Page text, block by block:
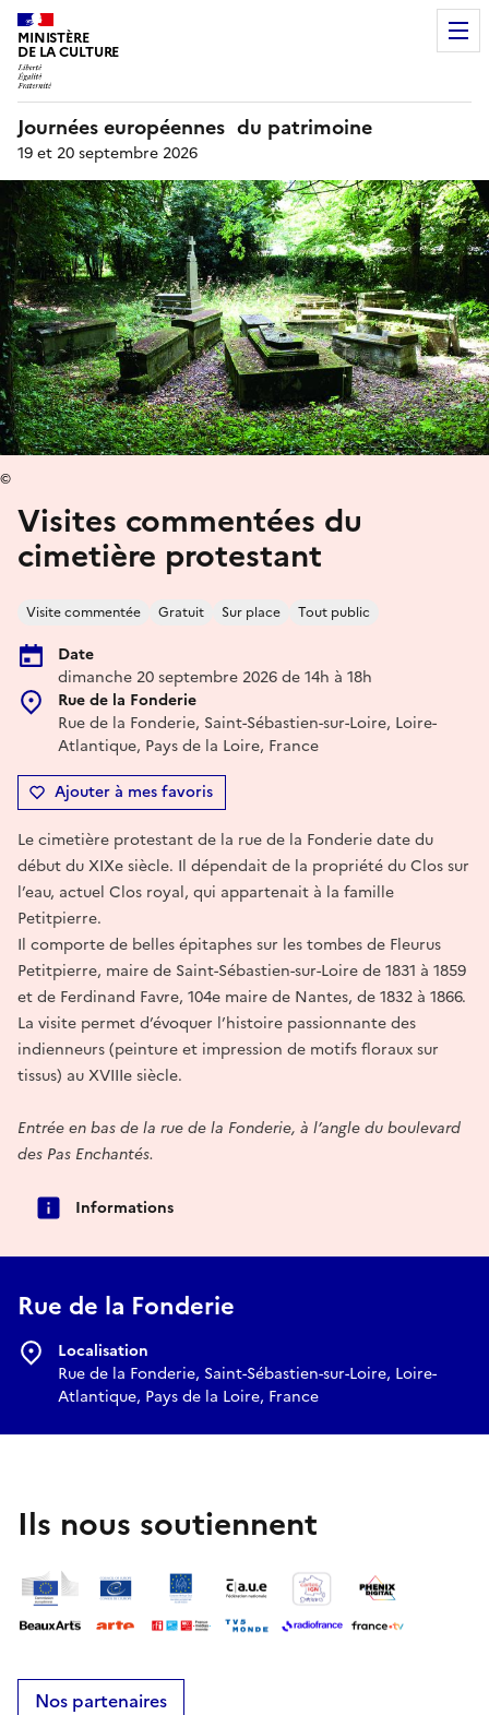
MINISTÈRE
DE LA CULTURE
Journées européennes du patrimoine
19 et 20 septembre 2026
Visites commentées du
cimetière protestant
Visite commentée Gratuit Sur place Tout public
Date
dimanche 20 septembre 2026 de 14h à 18h
Rue de la Fonderie
Rue de la Fonderie, Saint-Sébastien-sur-Loire, Loire-
Atlantique, Pays de la Loire, France
Ajouter à mes favoris
©
Le cimetière protestant de la rue de la Fonderie date du
début du XIXe siècle. Il dépendait de la propriété du Clos sur
l’eau, actuel Clos royal, qui appartenait à la famille
Petitpierre.
Il comporte de belles épitaphes sur les tombes de Fleurus
Petitpierre, maire de Saint-Sébastien-sur-Loire de 1831 à 1859
et de Ferdinand Favre, 104e maire de Nantes, de 1832 à 1866.
La visite permet d’évoquer l’histoire passionnante des
indienneurs (peinture et impression de motifs floraux sur
tissus) au XVIIIe siècle.
Entrée en bas de la rue de la Fonderie, à l’angle du boulevard
des Pas Enchantés.
Informations
Rue de la Fonderie
Localisation
Rue de la Fonderie, Saint-Sébastien-sur-Loire, Loire-
Atlantique, Pays de la Loire, France
Ils nous soutiennent
Nos partenaires